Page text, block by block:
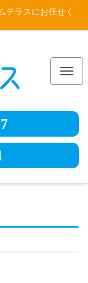
テラスにお任せく